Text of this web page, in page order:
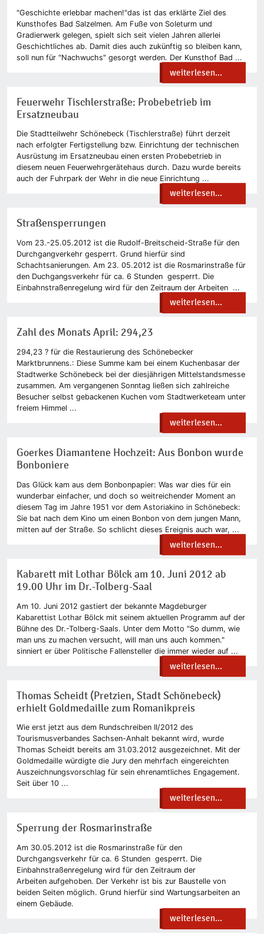
"Geschichte erlebbar machen!"das ist das erklärte Ziel des
Kunsthofes Bad Salzelmen. Am Fuße von Soleturm und
Gradierwerk gelegen, spielt sich seit vielen Jahren allerlei
Geschichtliches ab. Damit dies auch zukünftig so bleiben kann,
soll nun für "Nachwuchs" gesorgt werden. Der Kunsthof Bad ...
weiterlesen...
Feuerwehr Tischlerstraße: Probebetrieb im
Ersatzneubau
Die Stadtteilwehr Schönebeck (Tischlerstraße) führt derzeit
nach erfolgter Fertigstellung bzw. Einrichtung der technischen
Ausrüstung im Ersatzneubau einen ersten Probebetrieb in
diesem neuen Feuerwehrgerätehaus durch. Dazu wurde bereits
auch der Fuhrpark der Wehr in die neue Einrichtung ...
weiterlesen...
Straßensperrungen
Vom 23.-25.05.2012 ist die Rudolf-Breitscheid-Straße für den
Durchgangverkehr gesperrt. Grund hierfür sind
Schachtsanierungen. Am 23. 05.2012 ist die Rosmarinstraße für
den Duchgangsverkehr für ca. 6 Stunden gesperrt. Die
Einbahnstraßenregelung wird für den Zeitraum der Arbeiten ...
weiterlesen...
Zahl des Monats April: 294,23
294,23 ? für die Restaurierung des Schönebecker
Marktbrunnens.: Diese Summe kam bei einem Kuchenbasar der
Stadtwerke Schönebeck bei der diesjährigen Mittelstandsmesse
zusammen. Am vergangenen Sonntag ließen sich zahlreiche
Besucher selbst gebackenen Kuchen vom Stadtwerketeam unter
freiem Himmel ...
weiterlesen...
Goerkes Diamantene Hochzeit: Aus Bonbon wurde
Bonboniere
Das Glück kam aus dem Bonbonpapier: Was war dies für ein
wunderbar einfacher, und doch so weitreichender Moment an
diesem Tag im Jahre 1951 vor dem Astoriakino in Schönebeck:
Sie bat nach dem Kino um einen Bonbon von dem jungen Mann,
mitten auf der Straße. So schlicht dieses Ereignis auch war, ...
weiterlesen...
Kabarett mit Lothar Bölck am 10. Juni 2012 ab
19.00 Uhr im Dr.-Tolberg-Saal
Am 10. Juni 2012 gastiert der bekannte Magdeburger
Kabarettist Lothar Bölck mit seinem aktuellen Programm auf der
Bühne des Dr.-Tolberg-Saals. Unter dem Motto "So dumm, wie
man uns zu machen versucht, will man uns auch kommen."
sinniert er über Politische Fallensteller die immer wieder auf ...
weiterlesen...
Thomas Scheidt (Pretzien, Stadt Schönebeck)
erhielt Goldmedaille zum Romanikpreis
Wie erst jetzt aus dem Rundschreiben II/2012 des
Tourismusverbandes Sachsen-Anhalt bekannt wird, wurde
Thomas Scheidt bereits am 31.03.2012 ausgezeichnet. Mit der
Goldmedaille würdigte die Jury den mehrfach eingereichten
Auszeichnungsvorschlag für sein ehrenamtliches Engagement.
Seit über 10 ...
weiterlesen...
Sperrung der Rosmarinstraße
Am 30.05.2012 ist die Rosmarinstraße für den
Durchgangsverkehr für ca. 6 Stunden gesperrt. Die
Einbahnstraßenregelung wird für den Zeitraum der
Arbeiten aufgehoben. Der Verkehr ist bis zur Baustelle von
beiden Seiten möglich. Grund hierfür sind Wartungsarbeiten an
einem Gebäude.
weiterlesen...